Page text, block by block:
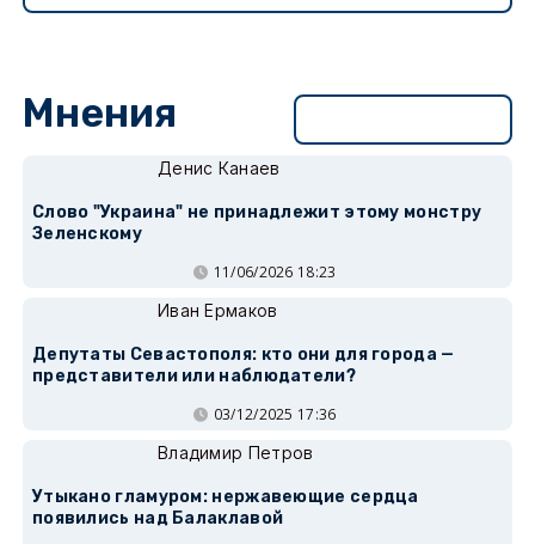
Мнения
Денис Канаев
Слово "Украина" не принадлежит этому монстру
Зеленскому
11/06/2026 18:23
Иван Ермаков
Депутаты Севастополя: кто они для города —
представители или наблюдатели?
03/12/2025 17:36
Владимир Петров
Утыкано гламуром: нержавеющие сердца
появились над Балаклавой